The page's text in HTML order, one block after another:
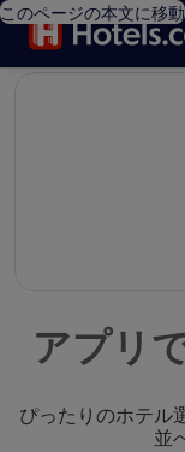
このページの本文に移動
アプリ
ぴったりのホテル
並